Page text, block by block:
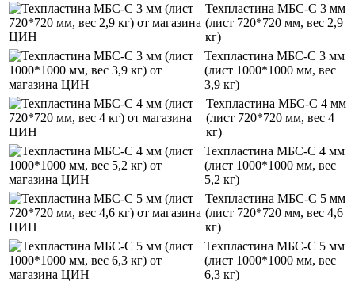
Техпластина МБС-C 3 мм
(лист 720*720 мм, вес 2,9
кг)
Техпластина МБС-C 3 мм
(лист 1000*1000 мм, вес
3,9 кг)
Техпластина МБС-C 4 мм
(лист 720*720 мм, вес 4
кг)
Техпластина МБС-C 4 мм
(лист 1000*1000 мм, вес
5,2 кг)
Техпластина МБС-C 5 мм
(лист 720*720 мм, вес 4,6
кг)
Техпластина МБС-C 5 мм
(лист 1000*1000 мм, вес
6,3 кг)